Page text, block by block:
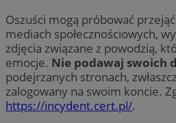
Oszuści mogą próbować
mediach społecznościowych,
zdjęcia związane z powodzią,
emocje. Nie podawaj swoich
podejrzanych stronach,
zalogowany na swoim koncie.
https://incydent.cert.pl/.